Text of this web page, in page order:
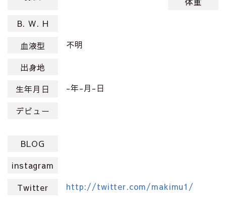
B. W. H
血液型
不明
出身地
生年月日
-年-月-日
デビュー
BLOG
instagram
Twitter
http://twitter.com/makimu1/